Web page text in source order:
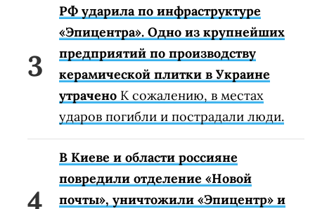
РФ ударила по инфраструктуре
«Эпицентра». Одно из крупнейших
предприятий по производству
керамической плитки в Украине
утрачено К сожалению, в местах
ударов погибли и пострадали люди.
В Киеве и области россияне
повредили отделение «Новой
почты», уничтожили «Эпицентр» и